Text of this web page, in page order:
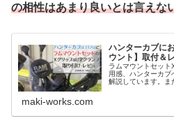
の相性はあまり良いとは言えな
ハンターカブに
ウント】取付＆
ラムマウントセット
用感、ハンターカ
解説しています。ま
maki-works.com